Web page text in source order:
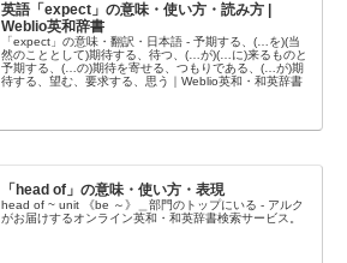
英語「expect」の意味・使い方・読み方 |
Weblio英和辞書
「expect」の意味・翻訳・日本語 - 予期する、(…を)(当
然のこととして)期待する、待つ、(…が)(…に)来るものと
予期する、(…の)期待を寄せる、つもりである、(…が)期
待する、望む、要求する、思う｜Weblio英和・和英辞書
「head of」の意味・使い方・表現
head of ~ unit 《be ～》＿部門のトップにいる - アルク
がお届けするオンライン英和・和英辞書検索サービス。